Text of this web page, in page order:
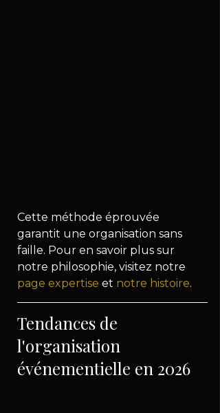
Cette méthode éprouvée
garantit une organisation sans
faille. Pour en savoir plus sur
notre philosophie, visitez notre
page expertise et notre histoire.
Tendances de
l'organisation
événementielle en 2026